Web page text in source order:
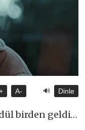
A- 🔊 Dinle
birden geldi…